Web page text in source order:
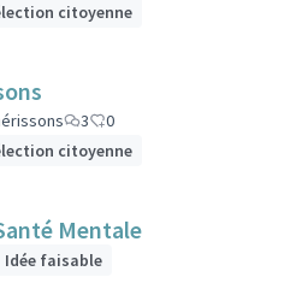
citoyenne
3
0
citoyenne
Mentale
Idée faisable